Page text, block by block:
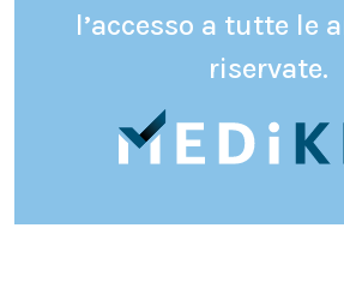
l’accesso a tutte le
riservate.